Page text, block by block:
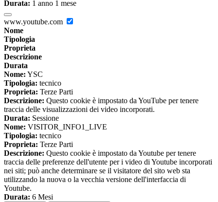
Durata: 1 anno 1 mese
www.youtube.com
Nome
Tipologia
Proprieta
Descrizione
Durata
Nome: YSC
Tipologia: tecnico
Proprieta: Terze Parti
Descrizione: Questo cookie è impostato da YouTube per tenere
traccia delle visualizzazioni dei video incorporati.
Durata: Sessione
Nome: VISITOR_INFO1_LIVE
Tipologia: tecnico
Proprieta: Terze Parti
Descrizione: Questo cookie è impostato da Youtube per tenere
traccia delle preferenze dell'utente per i video di Youtube incorporati
nei siti; può anche determinare se il visitatore del sito web sta
utilizzando la nuova o la vecchia versione dell'interfaccia di
Youtube.
Durata: 6 Mesi